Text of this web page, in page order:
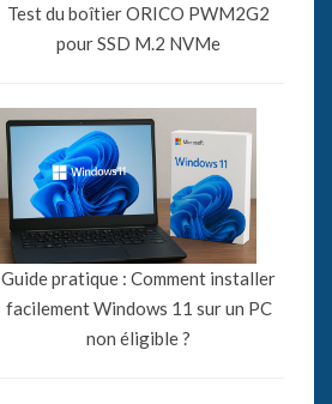
Test du boîtier ORICO PWM2G2
pour SSD M.2 NVMe
Guide pratique : Comment installer
facilement Windows 11 sur un PC
non éligible ?